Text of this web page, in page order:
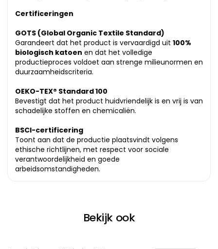
Certificeringen
GOTS (Global Organic Textile Standard)
Garandeert dat het product is vervaardigd uit 100%
biologisch katoen en dat het volledige
productieproces voldoet aan strenge milieunormen en
duurzaamheidscriteria.
OEKO-TEX® Standard 100
Bevestigt dat het product huidvriendelijk is en vrij is van
schadelijke stoffen en chemicaliën.
BSCI-certificering
Toont aan dat de productie plaatsvindt volgens
ethische richtlijnen, met respect voor sociale
verantwoordelijkheid en goede
arbeidsomstandigheden.
Bekijk ook